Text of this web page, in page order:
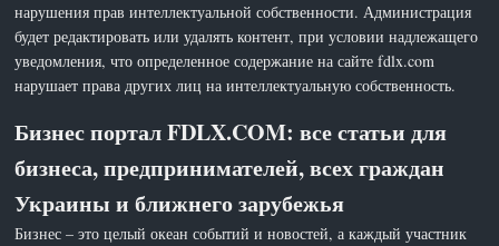
нарушения прав интеллектуальной собственности. Администрация
будет редактировать или удалять контент, при условии надлежащего
уведомления, что определенное содержание на сайте fdlx.com
нарушает права других лиц на интеллектуальную собственность.
Бизнес портал FDLX.COM: все статьи для
бизнеса, предпринимателей, всех граждан
Украины и ближнего зарубежья
Бизнес – это целый океан событий и новостей, а каждый участник